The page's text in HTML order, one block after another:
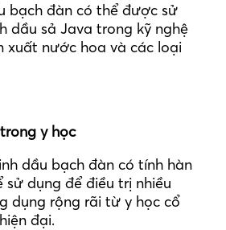
bạch đàn có thể được sử
dầu sả Java trong kỹ nghệ
xuất nước hoa và các loại
y học
dầu bạch đàn có tính hàn
sử dụng để điều trị nhiều
dụng rộng rãi từ y học cổ
đại.